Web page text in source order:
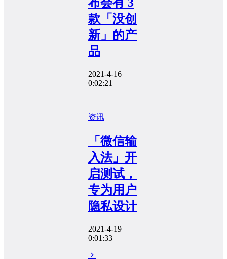
款「没创
新」的产
品
2021-4-16
0:02:21
资讯
「微信输
入法」开
启测试，
专为用户
隐私设计
2021-4-19
0:01:33